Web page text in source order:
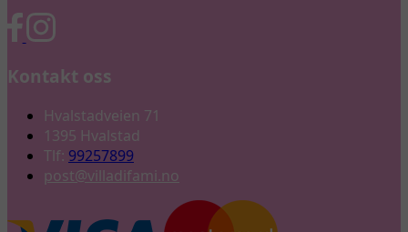
Kontakt oss
Hvalstadveien 71
1395 Hvalstad
Tlf: 99257899
post@villadifami.no